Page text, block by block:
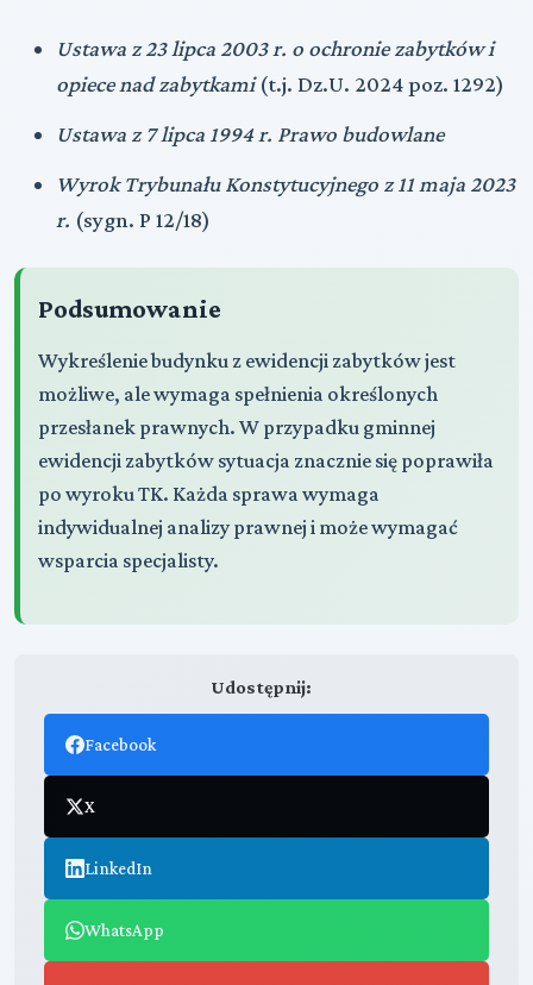
Ustawa z 23 lipca 2003 r. o ochronie zabytków i
opiece nad zabytkami(t.j. Dz.U. 2024 poz. 1292)
Ustawa z 7 lipca 1994 r. Prawo budowlane
Wyrok Trybunału Konstytucyjnego z 11 maja 2023
r. (sygn. P 12/18)
Podsumowanie
Wykreślenie budynku z ewidencji zabytków jest
możliwe, ale wymaga spełnienia określonych
przesłanek prawnych. W przypadku gminnej
ewidencji zabytków sytuacja znacznie się poprawiła
po wyroku TK. Każda sprawa wymaga
indywidualnej analizy prawnej i może wymagać
wsparcia specjalisty.
Udostępnij:
Facebook
X
LinkedIn
WhatsApp